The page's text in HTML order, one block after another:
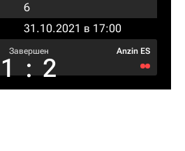
6
31.10.2021 в 17:00
Завершен
1 : 2
Anzin ES